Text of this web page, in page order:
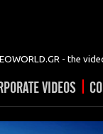
- the
VIDEOS |